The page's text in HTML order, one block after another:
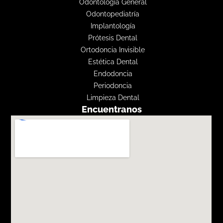
Odontología General
Odontopediatría
Implantología
Prótesis Dental
Ortodoncia Invisible
Estética Dental
Endodoncia
Periodoncia
Limpieza Dental
Encuentranos